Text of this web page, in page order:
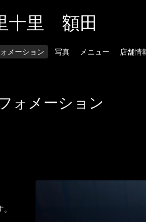
十里 額田
メーション 写真 メニュー 店舗情
ォメーション